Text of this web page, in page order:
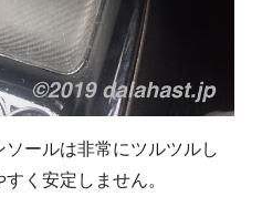
ールは非常にツルツルし
く安定しません。